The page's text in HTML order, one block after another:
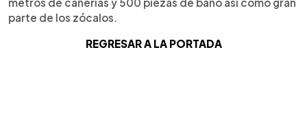
parte de los zócalos.
REGRESAR A LA PORTADA